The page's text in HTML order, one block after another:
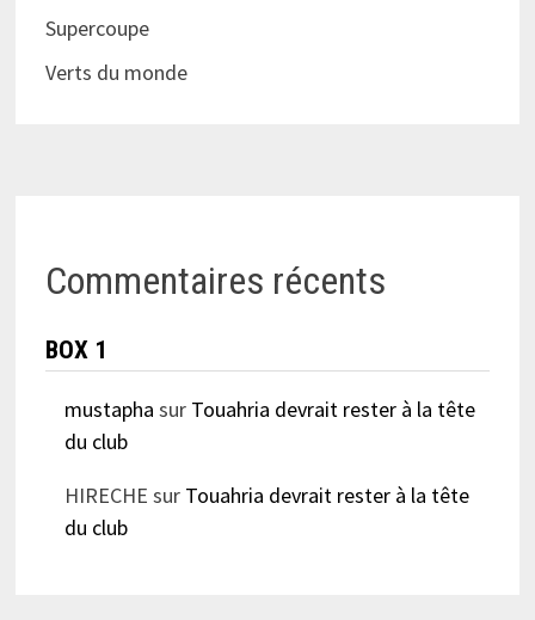
Supercoupe
Verts du monde
Commentaires récents
BOX 1
mustapha sur Touahria devrait rester à la tête
du club
HIRECHE sur Touahria devrait rester à la tête
du club